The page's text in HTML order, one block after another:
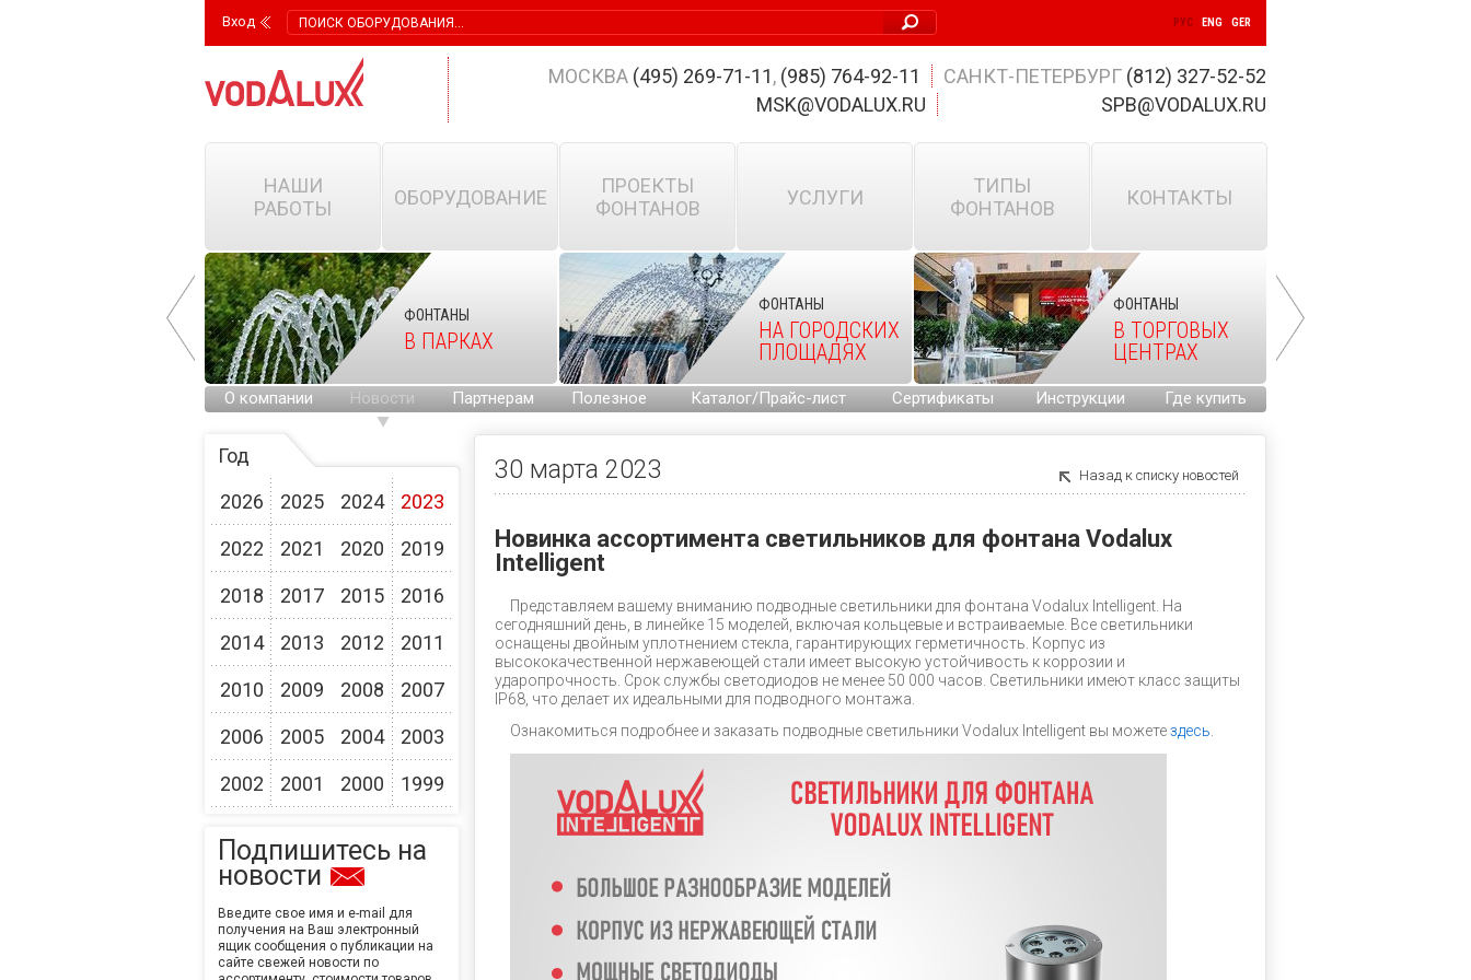
Вход РУС ENG GER
МОСКВА (495) 269-71-11, (985) 764-92-11 САНКТ-ПЕТЕРБУРГ (812) 327-52-52
MSK@VODALUX.RU
SPB@VODALUX.RU
НАШИ
РАБОТЫ
ОБОРУДОВАНИЕ
ПРОЕКТЫ
ФОНТАНОВ
УСЛУГИ
ТИПЫ
ФОНТАНОВ
КОНТАКТЫ
НА ГОРОДСКИХ
ФОНТАНЫ
В ПАРКАХ
ФОНТАНЫ
НА ГОРОДСКИХ
ПЛОЩАДЯХ
ФОНТАНЫ
В ТОРГОВЫХ
ЦЕНТРАХ
О компании Новости Партнерам Полезное Каталог/Прайс-лист Сертификаты Инструкции Где купить
Год
2026
2025 2024 2023
2022 2021 2020 2019
2018 2017 2015 2016
2014 2013 2012 2011
2010 2009 2008 2007
2006 2005 2004 2003
2002 2001 2000 1999
Подпишитесь на
новости
Введите свое имя и e-mail для
получения на Ваш электронный
ящик сообщения о публикации на
сайте свежей новости по
30 марта 2023 Назад к списку новостей
Новинка ассортимента светильников для фонтана Vodalux
Intelligent
Представляем вашему вниманию подводные светильники для фонтана Vodalux Intelligent. На
сегодняшний день, в линейке 15 моделей, включая кольцевые и встраиваемые. Все светильники
оснащены двойным уплотнением стекла, гарантирующих герметичность. Корпус из
высококачественной нержавеющей стали имеет высокую устойчивость к коррозии и
ударопрочность. Срок службы светодиодов не менее 50 000 часов. Светильники имеют класс защиты
IP68, что делает их идеальными для подводного монтажа.
Ознакомиться подробнее и заказать подводные светильники Vodalux Intelligent вы можетездесь